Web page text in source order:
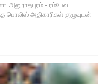
அனுராதபுரம் - ரம்பேவ
பொலிஸ் அதிகாரிகள் குழுவுடன்